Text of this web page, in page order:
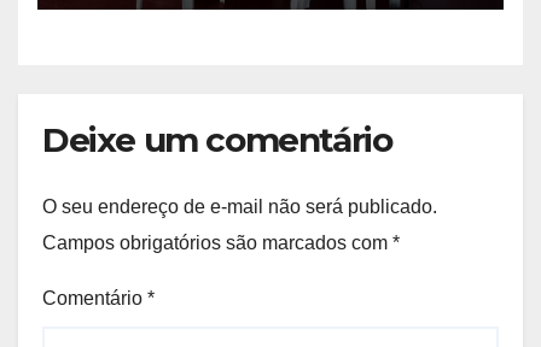
Deixe um comentário
O seu endereço de e-mail não será publicado.
Campos obrigatórios são marcados com *
Comentário *